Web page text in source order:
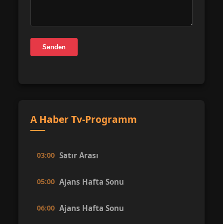
Senden
A Haber Tv-Programm
03:00 Satır Arası
05:00 Ajans Hafta Sonu
06:00 Ajans Hafta Sonu